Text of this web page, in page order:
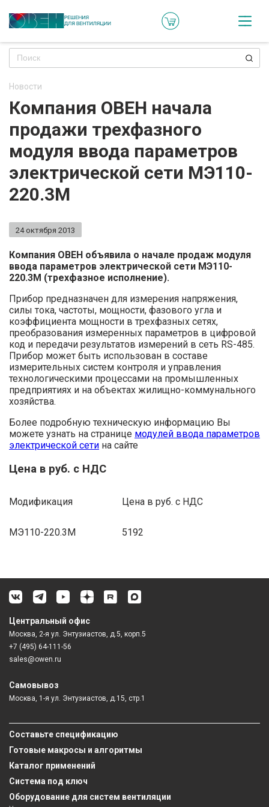
Новости
Компания ОВЕН начала
продажи трехфазного
модуля ввода параметров
электрической сети МЭ110-
220.3М
24 октября 2013
Компания ОВЕН объявила о начале продаж модуля
ввода параметров электрической сети МЭ110-
220.3М (трехфазное исполнение).
Прибор предназначен для измерения напряжения,
силы тока, частоты, мощности, фазового угла и
коэффициента мощности в трехфазных сетях,
преобразования измеренных параметров в цифровой
код и передачи результатов измерений в сеть RS-485.
Прибор может быть использован в составе
измерительных систем контроля и управления
технологическими процессами на промышленных
предприятиях и на объектах жилищно-коммунального
хозяйства.
Более подробную техническую информацию Вы
можете узнать на странице модулей ввода параметров
электрической сети на сайте
Цена в руб. с НДС
Модификация Цена в руб. с НДС
МЭ110-220.3М 5192
Центральный офис
Москва, 2-я ул. Энтузиастов, д.5, корп.5
+7 (495) 64-111-56
sales@owen.ru
Самовывоз
Москва, 1-я ул. Энтузиастов, д.15, стр.1
Составьте спецификацию
Готовые макросы и алгоритмы
Каталог применений
Система под ключ
Оборудование для систем вентиляции